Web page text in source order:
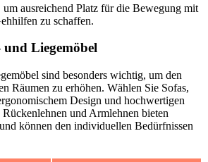
ausreichend Platz für die Bewegung mit
zu schaffen.
Liegemöbel
sind besonders wichtig, um den
Räumen zu erhöhen. Wählen Sie Sofas,
Design und hochwertigen
und Armlehnen bieten
können den individuellen Bedürfnissen